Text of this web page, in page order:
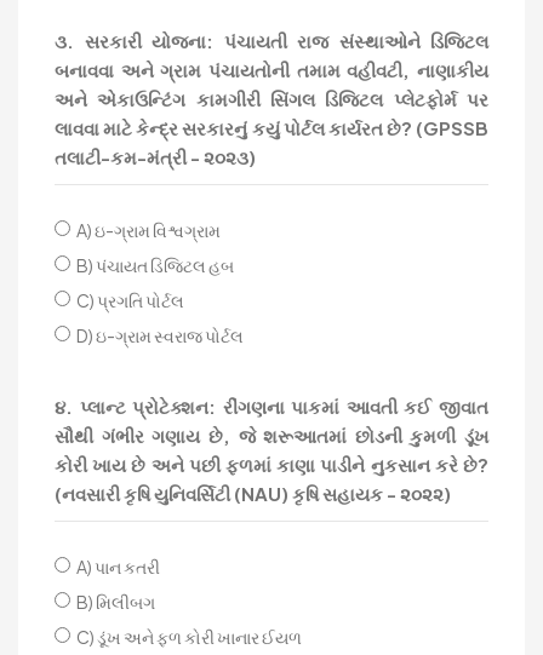
૩. સરકારી યોજના: પંચાયતી રાજ સંસ્થાઓને ડિજિટલ
બનાવવા અને ગ્રામ પંચાયતોની તમામ વહીવટી, નાણાકીય
અને એકાઉન્ટિંગ કામગીરી સિંગલ ડિજિટલ પ્લેટફોર્મ પર
લાવવા માટે કેન્દ્ર સરકારનું કયું પોર્ટલ કાર્યરત છે? (GPSSB
તલાટી-કમ-મંત્રી - ૨૦૨૩)
A) ઇ-ગ્રામ વિશ્વગ્રામ
B) પંચાયત ડિજિટલ હબ
C) પ્રગતિ પોર્ટલ
D) ઇ-ગ્રામ સ્વરાજ પોર્ટલ
૪. પ્લાન્ટ પ્રોટેક્શન: રીંગણના પાકમાં આવતી કઈ જીવાત
સૌથી ગંભીર ગણાય છે, જે શરૂઆતમાં છોડની કુમળી ડૂંખ
કોરી ખાય છે અને પછી ફળમાં કાણા પાડીને નુકસાન કરે છે?
(નવસારી કૃષિ યુનિવર્સિટી (NAU) કૃષિ સહાયક - ૨૦૨૨)
A) પાન કતરી
B) મિલીબગ
C) ડૂંખ અને ફળ કોરી ખાનાર ઈયળ